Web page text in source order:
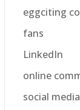
eggciting
fans
LinkedIn
online
social media